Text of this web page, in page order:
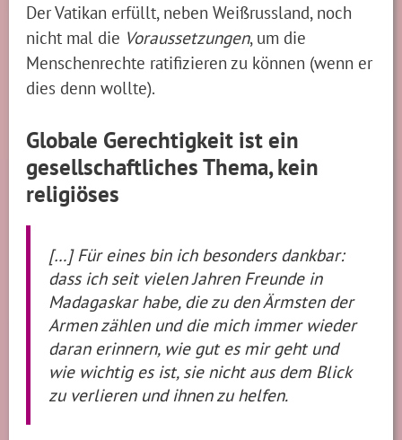
Der Vatikan erfüllt, neben Weißrussland, noch
nicht mal die Voraussetzungen, um die
Menschenrechte ratifizieren zu können (wenn er
dies denn wollte).
Globale Gerechtigkeit ist ein
gesellschaftliches Thema, kein
religiöses
[…] Für eines bin ich besonders dankbar:
dass ich seit vielen Jahren Freunde in
Madagaskar habe, die zu den Ärmsten der
Armen zählen und die mich immer wieder
daran erinnern, wie gut es mir geht und
wie wichtig es ist, sie nicht aus dem Blick
zu verlieren und ihnen zu helfen.